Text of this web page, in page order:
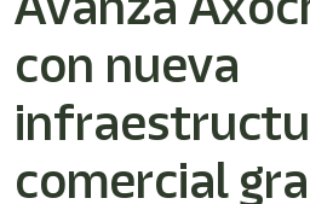
con nueva
comercial